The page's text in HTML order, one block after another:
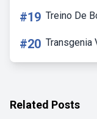
#19 Treino De
#20 Transgenia
Related Posts